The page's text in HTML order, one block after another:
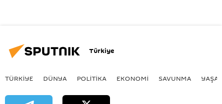
Türkiye
TÜRKIYE DÜNYA POLİTİKA EKONOMİ SAVUNMA